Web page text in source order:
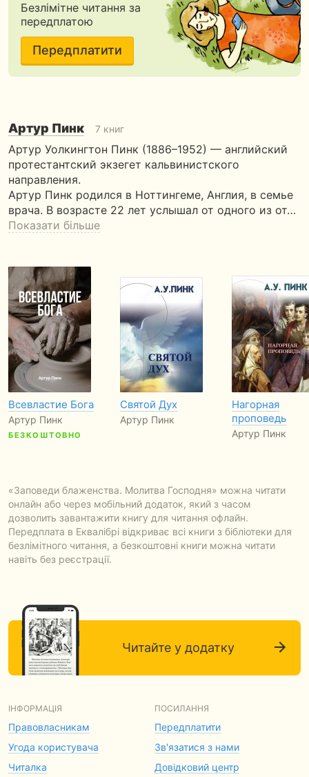
Безлімітне читання за
передплатою
Передплатити
Артур Пинк 7 книг
Артур Уолкингтон Пинк (1886–1952) — английский
протестантский экзегет кальвинистского
направления.
Артур Пинк родился в Ноттингеме, Англия, в семье
врача. В возрасте 22 лет услышал от одного из от…
Показати більше
Всевластие Бога
Артур Пинк
БЕЗКОШТОВНО
Святой Дух
Артур Пинк
Нагорная
проповедь
Артур Пинк
«Заповеди блаженства. Молитва Господня» можна читати
онлайн або через мобільний додаток, який з часом
дозволить завантажити книгу для читання офлайн.
Передплата в Еквалібрі відкриває всі книги з бібліотеки для
безлімітного читання, а безкоштовні книги можна читати
навіть без реєстрації.
Читайте у додатку
ІНФОРМАЦІЯ
Правовласникам
Угода користувача
Читалка
ПОСИЛАННЯ
Передплатити
Зв'язатися з нами
Довідковий центр